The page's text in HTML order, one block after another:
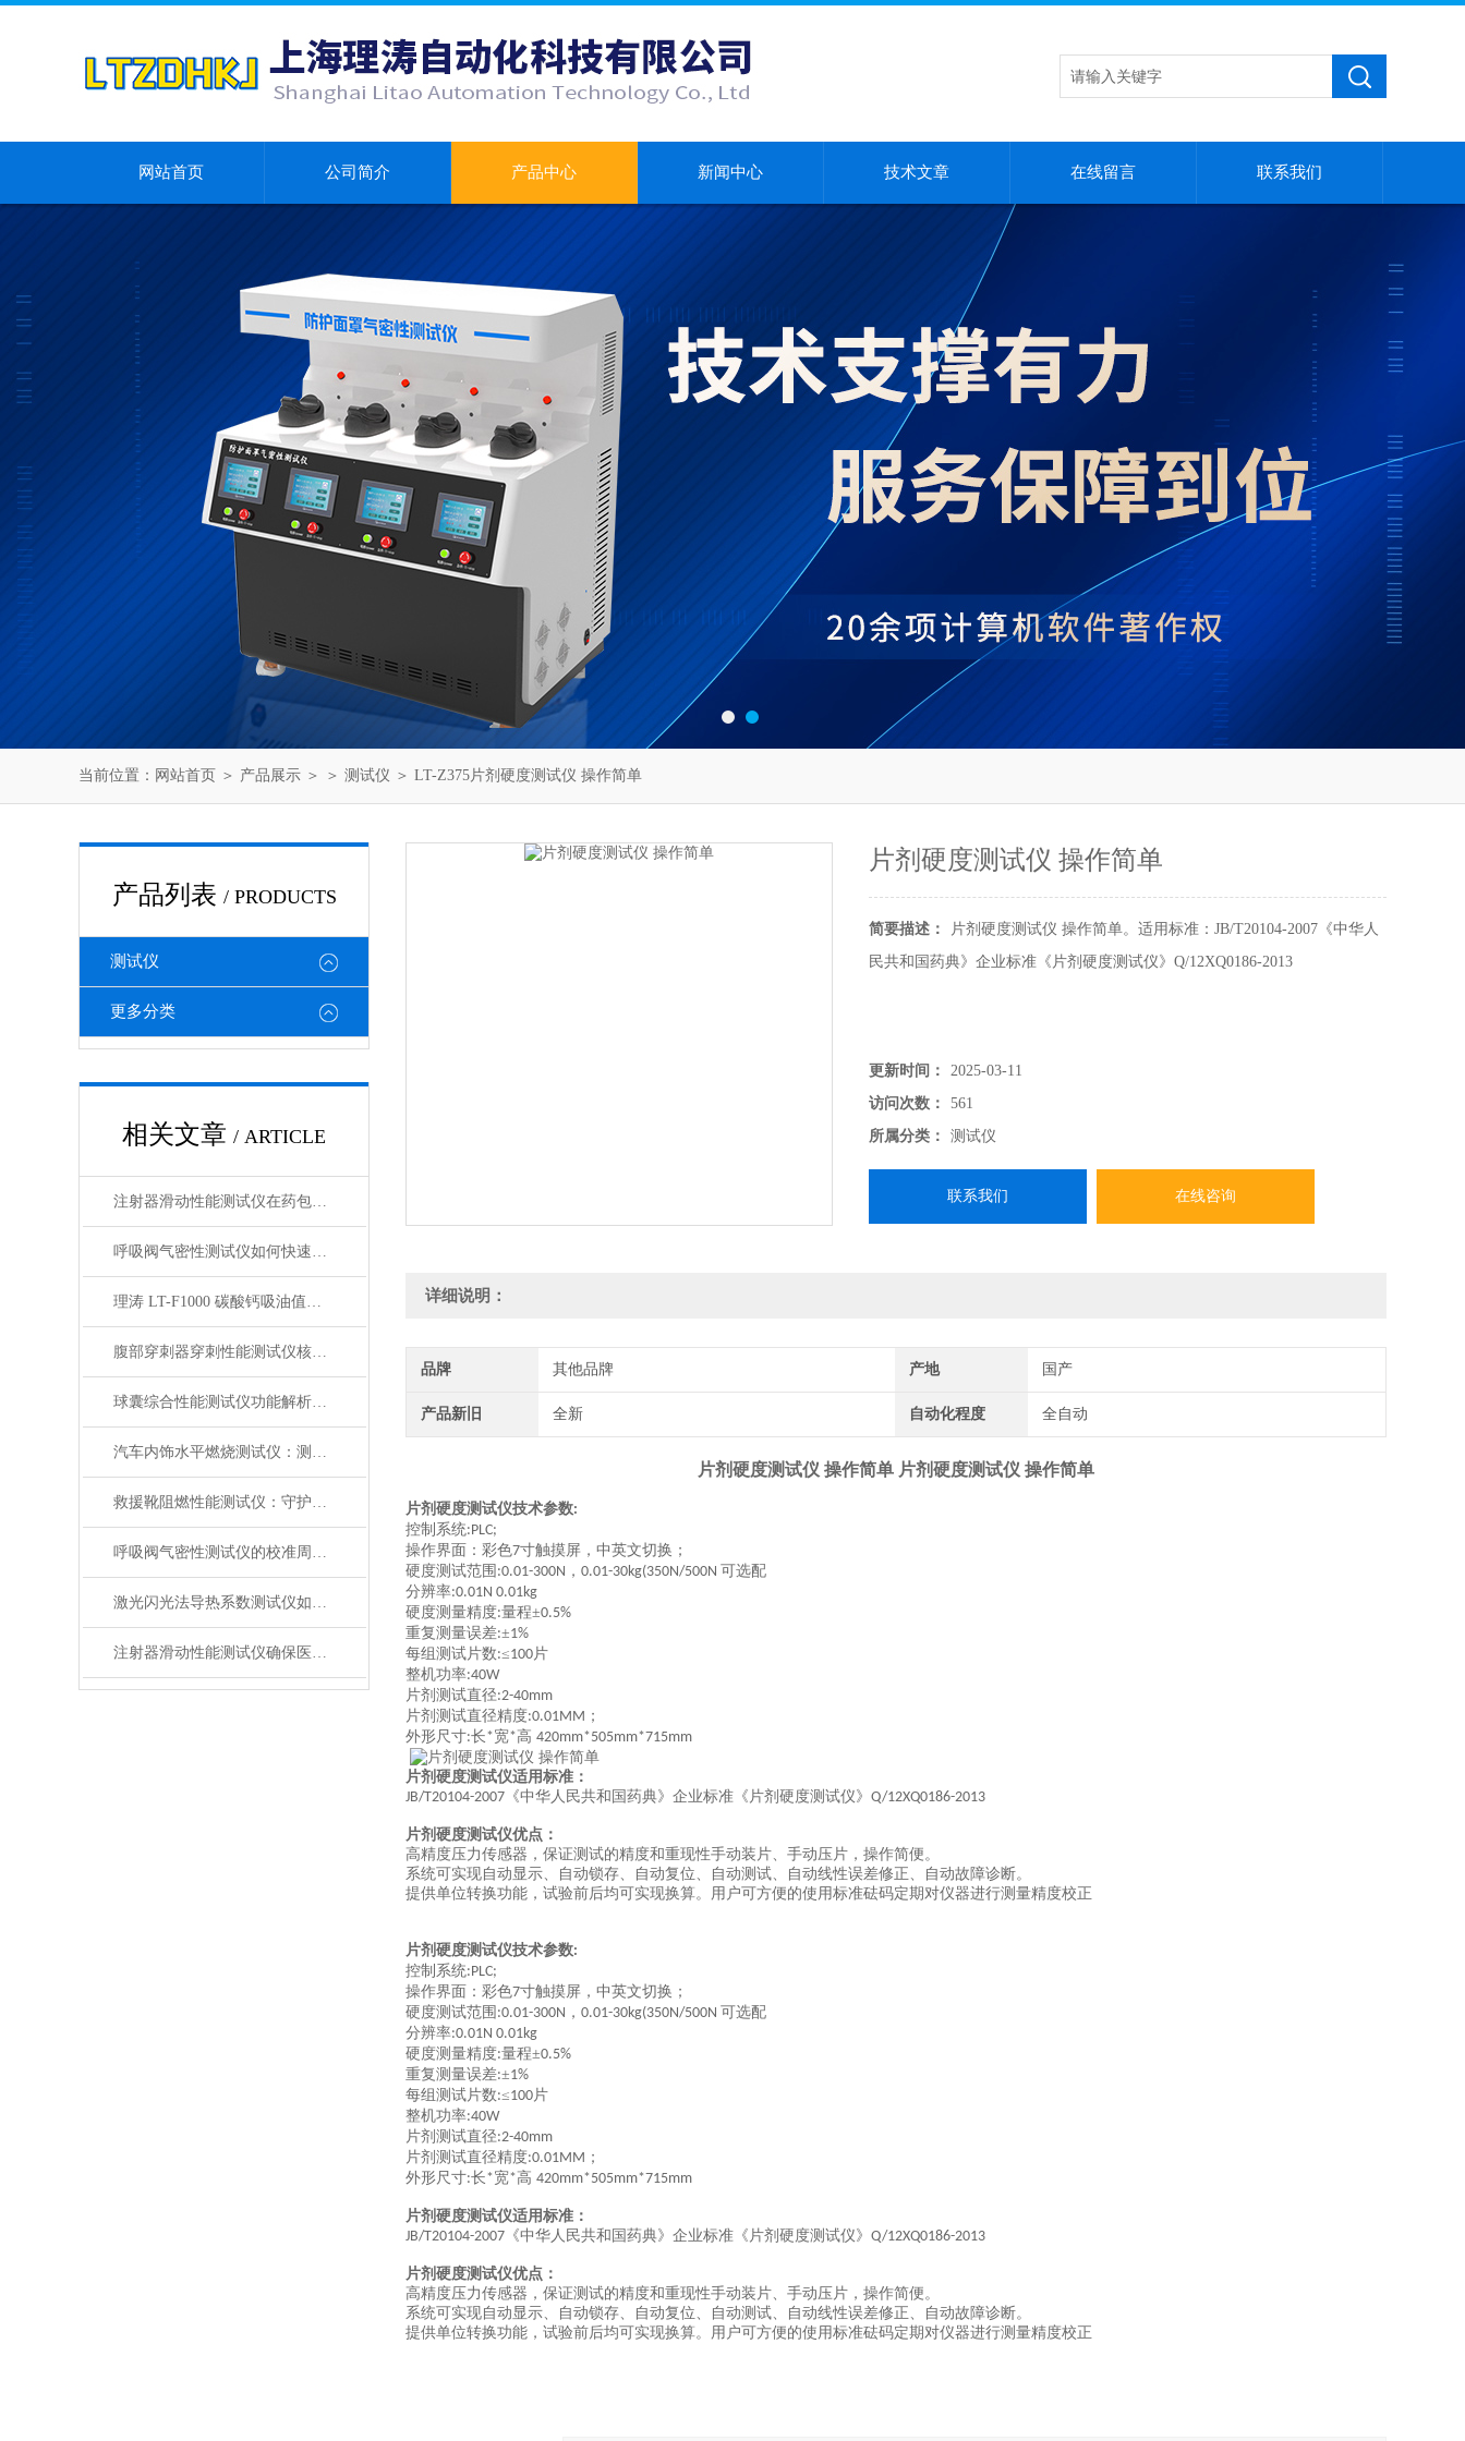
网站首页 公司简介 产品中心 新闻中心 技术文章 在线留言 联系我们
当前位置： 网站首页 ＞ 产品展示 ＞ ＞ 测试仪 ＞ LT-Z375片剂硬度测试仪 操作简单
产品列表 / PRODUCTS
测试仪
更多分类
相关文章 / ARTICLE
注射器滑动性能测试仪在药包材检测中的应用
呼吸阀气密性测试仪如何快速判断呼吸阀是否失效？
理涛 LT-F1000 碳酸钙吸油值测试仪 介绍说明
腹部穿刺器穿刺性能测试仪核心测试指标：穿刺力、峰值力、穿透力解析
球囊综合性能测试仪功能解析：额定爆破压（RBP）、顺应性、疲劳强度
汽车内饰水平燃烧测试仪：测试步骤、试样制备与结果判读
救援靴阻燃性能测试仪：守护救援人员足部安全的检测装备
呼吸阀气密性测试仪的校准周期与重要性
激光闪光法导热系数测试仪如何征服极端温度下的材料测试？
注射器滑动性能测试仪确保医疗注射安全顺畅
片剂硬度测试仪 操作简单
简要描述：
片剂硬度测试仪 操作简单。适用标准：JB/T20104-2007《中华人
民共和国药典》企业标准《片剂硬度测试仪》Q/12XQ0186-2013
更新时间：
2025-03-11
访问次数：
561
所属分类：
测试仪
联系我们 在线咨询
详细说明：
品牌 其他品牌 产地 国产
产品新旧 全新 自动化程度 全自动
片剂硬度测试仪 操作简单 片剂硬度测试仪 操作简单
片剂硬度测试仪技术参数:
控制系统:PLC;
操作界面：彩色7寸触摸屏，中英文切换；
硬度测试范围 :0.01-300N ， 0.01-30kg(350N/500N 可选配
分辨率:0.01N 0.01kg
硬度测量精度:量程±0.5%
重复测量误差:±1%
每组测试片数:≤100片
整机功率:40W
片剂测试直径:2-40mm
片剂测试直径精度:0.01MM ；
外形尺寸:长*宽*高 420mm*505mm*715mm
片剂硬度测试仪适用标准：
JB/T20104-2007 《中华人民共和国药典》企业标准《片剂硬度测试仪》 Q/12XQ0186-2013
片剂硬度测试仪优点：
高精度压力传感器，保证测试的精度和重现性手动装片、手动压片，操作简便。
系统可实现自动显示、自动锁存、自动复位、自动测试、自动线性误差修正、自动故障诊断。
提供单位转换功能，试验前后均可实现换算。用户可方便的使用标准砝码定期对仪器进行测量精度校正
片剂硬度测试仪技术参数:
控制系统:PLC;
操作界面：彩色7寸触摸屏，中英文切换；
硬度测试范围 :0.01-300N ， 0.01-30kg(350N/500N 可选配
分辨率:0.01N 0.01kg
硬度测量精度:量程±0.5%
重复测量误差:±1%
每组测试片数:≤100片
整机功率:40W
片剂测试直径:2-40mm
片剂测试直径精度:0.01MM ；
外形尺寸:长*宽*高 420mm*505mm*715mm
片剂硬度测试仪适用标准：
JB/T20104-2007 《中华人民共和国药典》企业标准《片剂硬度测试仪》 Q/12XQ0186-2013
片剂硬度测试仪优点：
高精度压力传感器，保证测试的精度和重现性手动装片、手动压片，操作简便。
系统可实现自动显示、自动锁存、自动复位、自动测试、自动线性误差修正、自动故障诊断。
提供单位转换功能，试验前后均可实现换算。用户可方便的使用标准砝码定期对仪器进行测量精度校正